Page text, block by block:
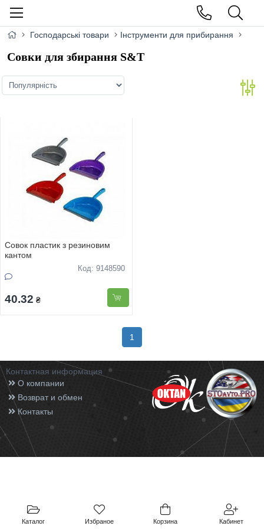
Каталог Избраное Корзина Кабинет
Господарські товари Інструменти для прибирання
Совки для збирання S&T
Совок пластик з резиновим
кантом
Код: 9148590
40.32 ₴
1
Контактная информация
О компании
Возврат и обмен
Контакты